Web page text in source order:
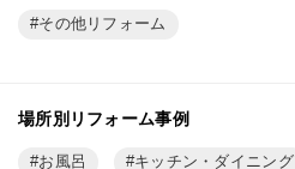
その他リフォーム
場所別リフォーム事例
お風呂 キッチン・ダイニング